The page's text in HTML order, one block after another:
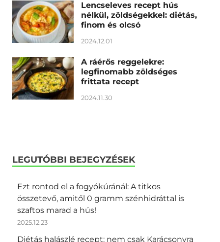
Lencseleves recept hús
nélkül, zöldségekkel: diétás,
finom és olcsó
2024.12.01
A ráérős reggelekre:
legfinomabb zöldséges
frittata recept
2024.11.30
LEGUTÓBBI BEJEGYZÉSEK
Ezt rontod el a fogyókúránál: A titkos
összetevő, amitől 0 gramm szénhidráttal is
szaftos marad a hús!
2025.12.23
Diétás halászlé recept: nem csak Karácsonyra